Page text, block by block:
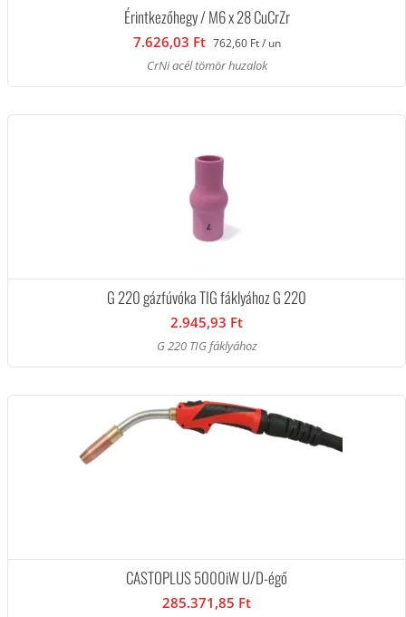
Érintkezőhegy / M6 x 28 CuCrZr
7.626,03 Ft 762,60 Ft / un
CrNi acél tömör huzalok
G 220 gázfúvóka TIG fáklyához G 220
2.945,93 Ft
G 220 TIG fáklyához
CASTOPLUS 5000iW U/D-égő
285.371,85 Ft